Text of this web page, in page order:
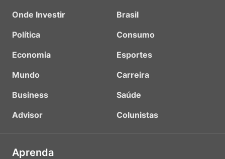
Onde Investir
Política
Economia
Mundo
Business
Advisor
Brasil
Consumo
Esportes
Carreira
Saúde
Colunistas
Aprenda